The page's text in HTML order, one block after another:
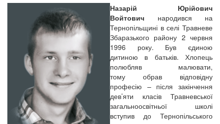
Назарій Юрійович
Войтович народився на
Тернопільщині в селі Травневе
Збаразького району 2 червня
1996 року. Був єдиною
дитиною в батьків. Хлопець
полюбляв малювати,
тому обрав відповідну
професію – після закінчення
дев’яти класів Травневської
загальноосвітньої школі
вступив до Тернопільського